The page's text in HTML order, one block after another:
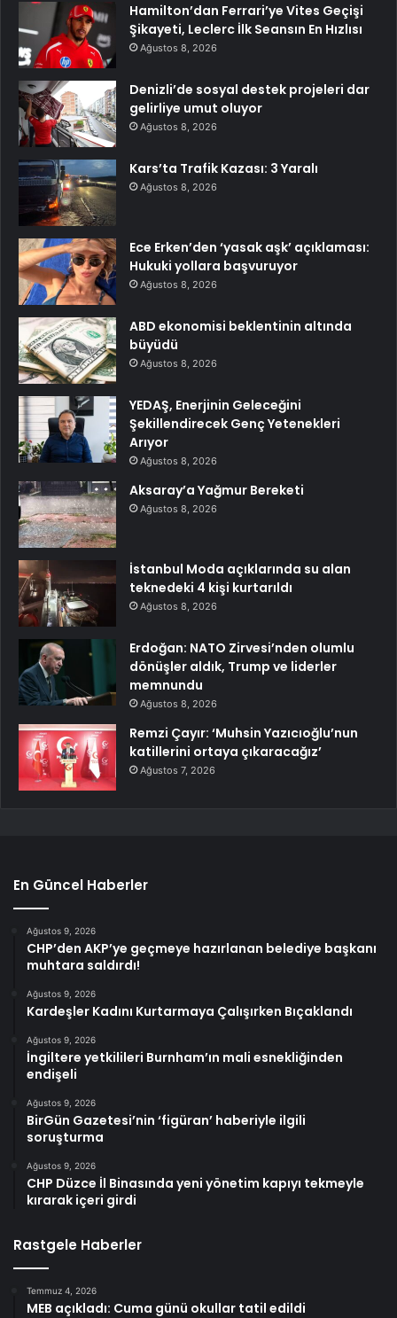
Hamilton’dan Ferrari’ye Vites Geçişi
Şikayeti, Leclerc İlk Seansın En Hızlısı
Ağustos 8, 2026
Denizli’de sosyal destek projeleri dar
gelirliye umut oluyor
Ağustos 8, 2026
Kars’ta Trafik Kazası: 3 Yaralı
Ağustos 8, 2026
Ece Erken’den ‘yasak aşk’ açıklaması:
Hukuki yollara başvuruyor
Ağustos 8, 2026
ABD ekonomisi beklentinin altında
büyüdü
Ağustos 8, 2026
YEDAŞ, Enerjinin Geleceğini
Şekillendirecek Genç Yetenekleri
Arıyor
Ağustos 8, 2026
Aksaray’a Yağmur Bereketi
Ağustos 8, 2026
İstanbul Moda açıklarında su alan
teknedeki 4 kişi kurtarıldı
Ağustos 8, 2026
Erdoğan: NATO Zirvesi’nden olumlu
dönüşler aldık, Trump ve liderler
memnundu
Ağustos 8, 2026
Remzi Çayır: ‘Muhsin Yazıcıoğlu’nun
katillerini ortaya çıkaracağız’
Ağustos 7, 2026
En Güncel Haberler
Ağustos 9, 2026
CHP’den AKP’ye geçmeye hazırlanan belediye başkanı
muhtara saldırdı!
Ağustos 9, 2026
Kardeşler Kadını Kurtarmaya Çalışırken Bıçaklandı
Ağustos 9, 2026
İngiltere yetkilileri Burnham’ın mali esnekliğinden
endişeli
Ağustos 9, 2026
BirGün Gazetesi’nin ‘figüran’ haberiyle ilgili
soruşturma
Ağustos 9, 2026
CHP Düzce İl Binasında yeni yönetim kapıyı tekmeyle
kırarak içeri girdi
Rastgele Haberler
Temmuz 4, 2026
MEB açıkladı: Cuma günü okullar tatil edildi